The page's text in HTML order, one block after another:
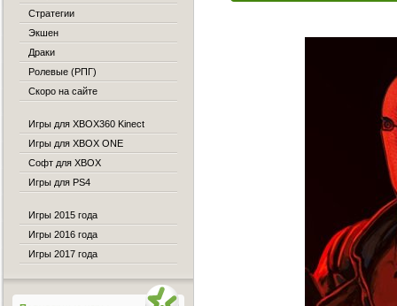
Стратегии
Экшен
Драки
Ролевые (РПГ)
Скоро на сайте
Игры для XBOX360 Kinect
Игры для XBOX ONE
Софт для XBOX
Игры для PS4
Игры 2015 года
Игры 2016 года
Игры 2017 года